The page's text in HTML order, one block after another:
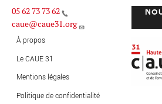
05 62 73 73 62
caue@caue31.org
MENU PIED DE PAGE
À propos
Le CAUE 31
Mentions légales
Politique de confidentialité